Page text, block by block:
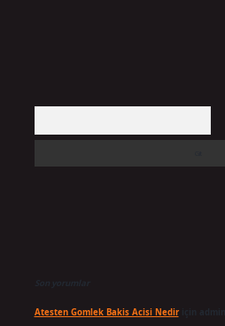
Son yorumlar
Atesten Gomlek Bakis Acisi Nediriçin